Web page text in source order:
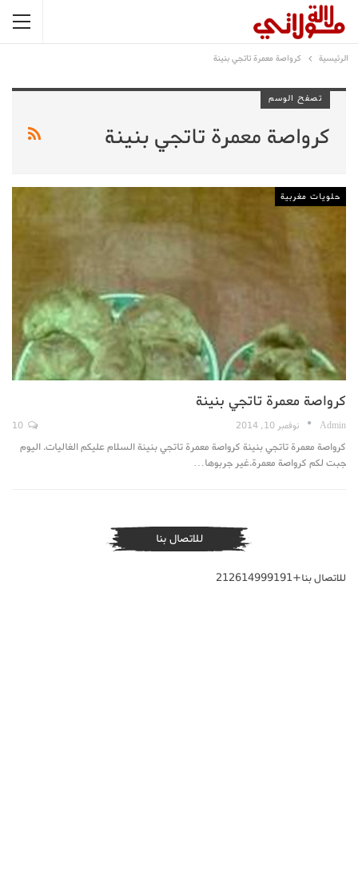
الرئيسية كرواصة معمرة تاتجي بنينة
تصفح الوسم
كرواصة معمرة تاتجي بنينة
حلويات مغربية
كرواصة معمرة تاتجي بنينة
Admin نوفمبر 10, 2014
كرواصة معمرة تاتجي بنينة كرواصة معمرة تاتجي بنينة السلام عليكم الغاليات. اليوم
جبت لكم كرواصة معمرة.غير جربوها…
للاتصال بنا
للاتصال بنا+212614999191